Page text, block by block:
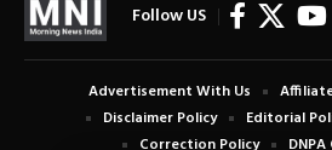
Follow US
Advertisement With Us
Disclaimer Policy
Editorial
Correction Policy